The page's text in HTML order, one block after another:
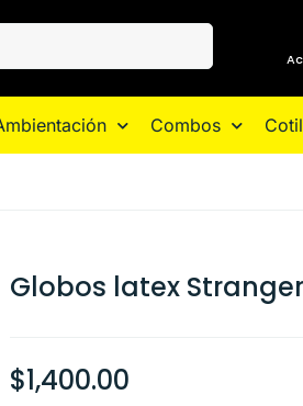
Combos
Globos latex
$1,400.00